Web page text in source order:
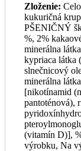
Zloženie:
kukuričná
PŠENIČNÝ
%, 2%
minerálna
kypriaca látka
slnečnicový
minerálna
[nikotínamid
pantoténová),
(vitamín D)],
výrobku, Na